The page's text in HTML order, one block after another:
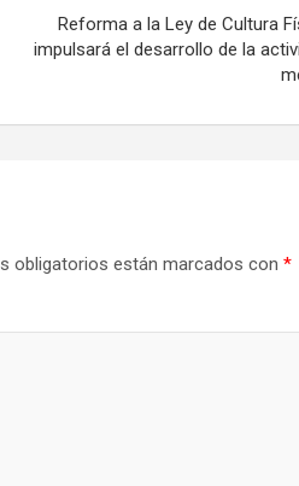
Reforma a la Ley de Cultura
impulsará el desarrollo de la
obligatorios están marcados con *